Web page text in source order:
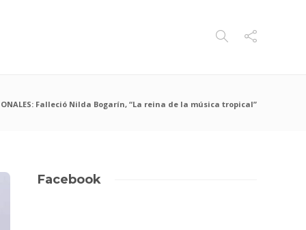
Falleció Nilda Bogarín, “La reina de la música tropical”
Facebook